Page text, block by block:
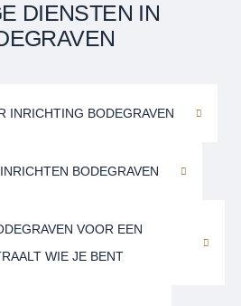
DIENSTEN IN
INRICHTING BODEGRAVEN
BODEGRAVEN
VOOR EEN
WIE JE BENT